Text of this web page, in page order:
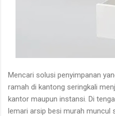
Mencari solusi penyimpanan
ramah di kantong seringkali
kantor maupun instansi. Di
lemari arsip besi murah muncul